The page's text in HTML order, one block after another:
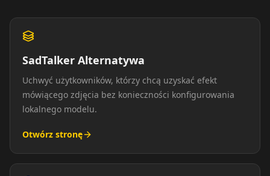
SadTalker Alternatywa
Uchwyć użytkowników, którzy chcą uzyskać efekt
mówiącego zdjęcia bez konieczności konfigurowania
lokalnego modelu.
Otwórz stronę